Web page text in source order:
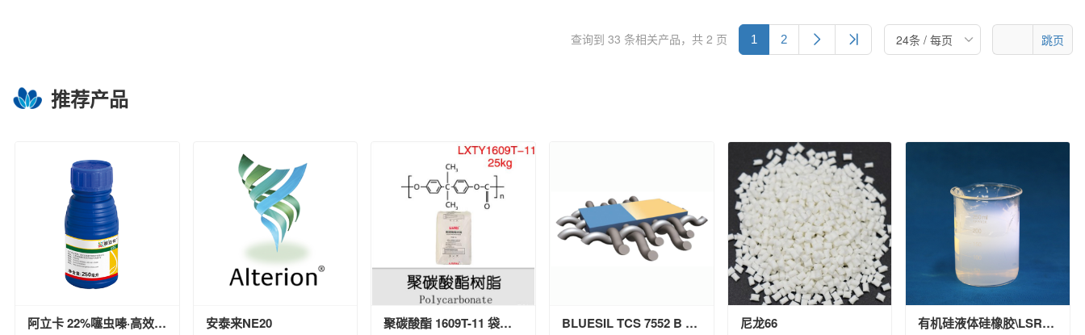
查询到 33 条相关产品，共 2 页 1 2 跳页
推荐产品
阿立卡 22%噻虫嗪·高效氯氟氰菊酯微囊悬浮-悬浮剂 8×60×10ML(白标) 安泰来NE20 聚碳酸酯 1609T-11 袋装(25kg) BLUESIL TCS 7552 B PAIL P 20KG 尼龙66 有机硅液体硅橡胶\LSR 8320 H B\桶装(KG)\200